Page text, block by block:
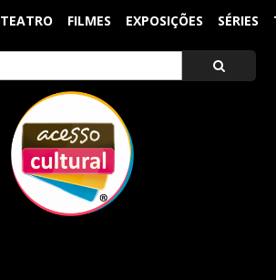
TEATRO FILMES EXPOSIÇÕES SÉRIES